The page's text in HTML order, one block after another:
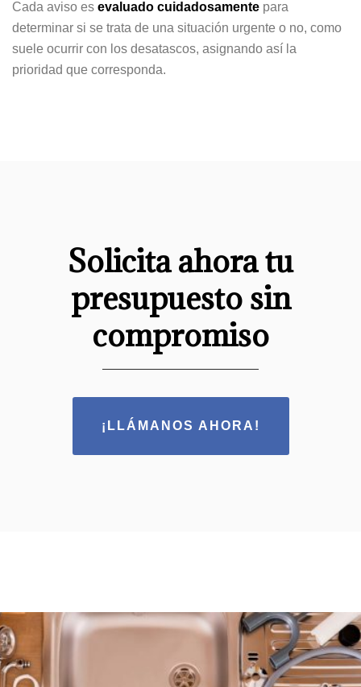
Cada aviso es evaluado cuidadosamente para
determinar si se trata de una situación urgente o no, como
suele ocurrir con los desatascos, asignando así la
prioridad que corresponda.
Solicita ahora tu
presupuesto sin
compromiso
¡LLÁMANOS AHORA!